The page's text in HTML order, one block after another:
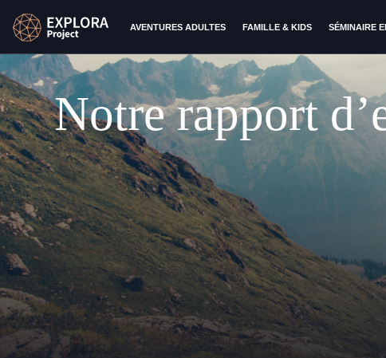
AVENTURES ADULTES FAMILLE & KIDS SÉMINAIRE
Notre rapport